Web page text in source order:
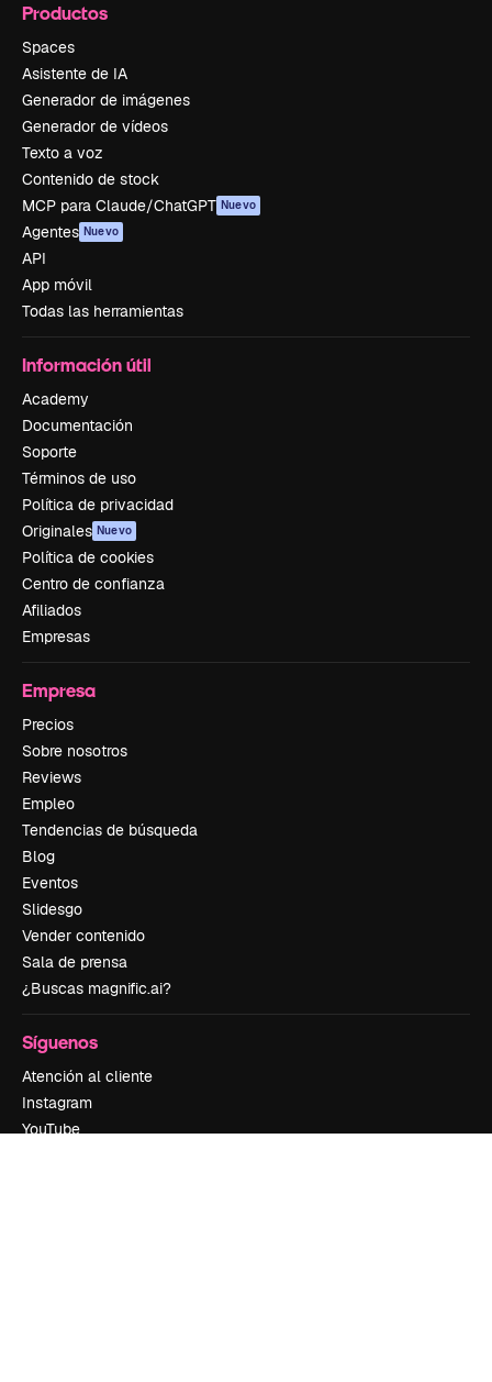
Productos
Spaces
Asistente de IA
Generador de imágenes
Generador de vídeos
Texto a voz
Contenido de stock
MCP para Claude/ChatGPT Nuevo
Agentes Nuevo
API
App móvil
Todas las herramientas
Información útil
Academy
Documentación
Soporte
Términos de uso
Política de privacidad
Originales Nuevo
Política de cookies
Centro de confianza
Afiliados
Empresas
Empresa
Precios
Sobre nosotros
Reviews
Empleo
Tendencias de búsqueda
Blog
Eventos
Slidesgo
Vender contenido
Sala de prensa
¿Buscas magnific.ai?
Síguenos
Atención al cliente
Instagram
YouTube